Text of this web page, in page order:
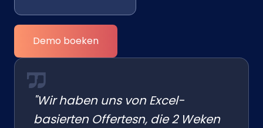
Demo boeken
"Wir haben uns von Excel-
basierten Offertesn, die 2 Weken